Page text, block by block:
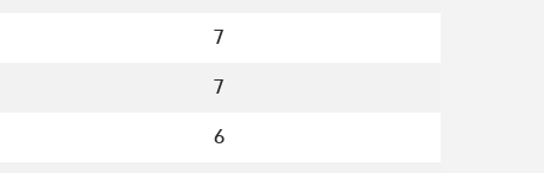
7
7
6